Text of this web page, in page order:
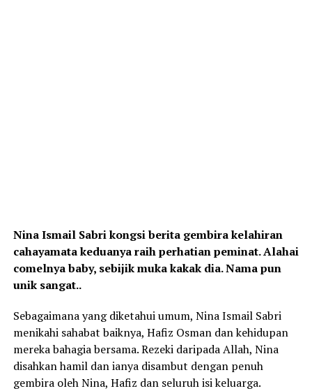
Nina Ismail Sabri kongsi berita gembira kelahiran
cahayamata keduanya raih perhatian peminat. Alahai
comelnya baby, sebijik muka kakak dia. Nama pun
unik sangat..
Sebagaimana yang diketahui umum, Nina Ismail Sabri
menikahi sahabat baiknya, Hafiz Osman dan kehidupan
mereka bahagia bersama. Rezeki daripada Allah, Nina
disahkan hamil dan ianya disambut dengan penuh
gembira oleh Nina, Hafiz dan seluruh isi keluarga.